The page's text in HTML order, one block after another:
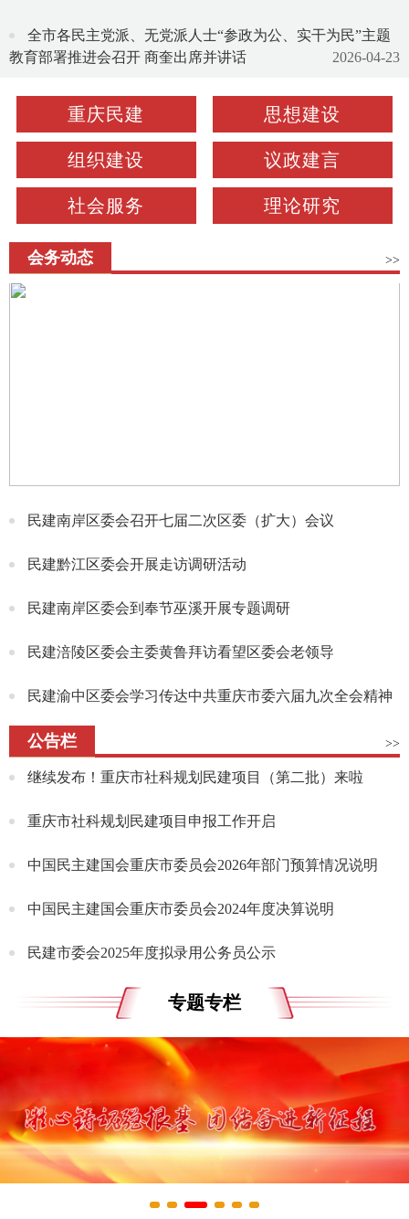
全市各民主党派、无党派人士“参政为公、实干为民”主题
教育部署推进会召开 商奎出席并讲话
2026-04-23
重庆民建 思想建设
组织建设 议政建言
社会服务 理论研究
会务动态 >>
民建南岸区委会召开七届二次区委（扩大）会议
民建黔江区委会开展走访调研活动
民建南岸区委会到奉节巫溪开展专题调研
民建涪陵区委会主委黄鲁拜访看望区委会老领导
民建渝中区委会学习传达中共重庆市委六届九次全会精神
公告栏 >>
继续发布！重庆市社科规划民建项目（第二批）来啦
重庆市社科规划民建项目申报工作开启
中国民主建国会重庆市委员会2026年部门预算情况说明
中国民主建国会重庆市委员会2024年度决算说明
民建市委会2025年度拟录用公务员公示
专题专栏